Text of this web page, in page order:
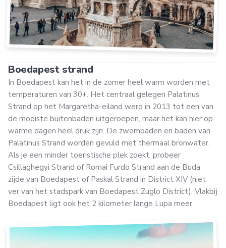
Boedapest strand
In Boedapest kan het in de zomer heel warm worden met
temperaturen van 30+. Het centraal gelegen Palatinus
Strand op het Margaretha-eiland werd in 2013 tot een van
de mooiste buitenbaden uitgeroepen, maar het kan hier op
warme dagen heel druk zijn. De zwembaden en baden van
Palatinus Strand worden gevuld met thermaal bronwater.
Als je een minder toeristische plek zoekt, probeer
Csillaghegyi Strand of Romai Furdo Strand aan de Buda
zijde van Boedapest of Paskal Strand in District XIV (niet
ver van het stadspark van Boedapest Zuglo District). Vlakbij
Boedapest ligt ook het 2 kilometer lange Lupa meer.